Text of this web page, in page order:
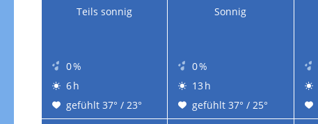
Teils sonnig
0 %
6 h
gefühlt 37° / 23°
Sonnig
0 %
13 h
gefühlt 37° / 25°